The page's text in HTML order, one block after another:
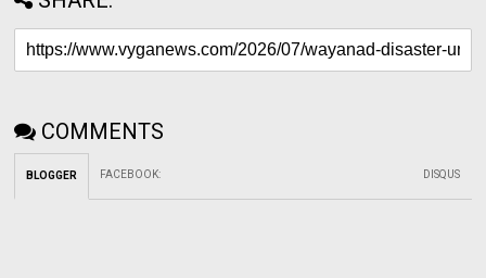
COMMENTS
BLOGGER FACEBOOK: DISQUS